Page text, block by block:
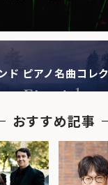
ド ピアノ名曲コレ
おすすめ記事